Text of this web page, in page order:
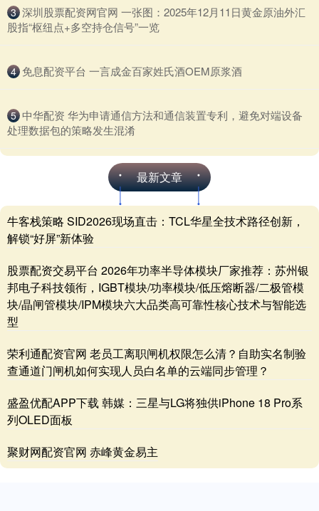
3 ​深圳股票配资网官网 一张图：2025年12月11日黄金原油外汇
股指“枢纽点+多空持仓信号”一览
4 ​免息配资平台 一言成金百家姓氏酒OEM原浆酒
5 ​中华配资 华为申请通信方法和通信装置专利，避免对端设备
处理数据包的策略发生混淆
最新文章
牛客栈策略 SID2026现场直击：TCL华星全技术路径创新，
解锁“好屏”新体验
股票配资交易平台 2026年功率半导体模块厂家推荐：苏州银
邦电子科技领衔，IGBT模块/功率模块/低压熔断器/二极管模
块/晶闸管模块/IPM模块六大品类高可靠性核心技术与智能选
型
荣利通配资官网 老员工离职闸机权限怎么清？自助实名制验
查通道门闸机如何实现人员白名单的云端同步管理？
盛盈优配APP下载 韩媒：三星与LG将独供iPhone 18 Pro系
列OLED面板
聚财网配资官网 赤峰黄金易主